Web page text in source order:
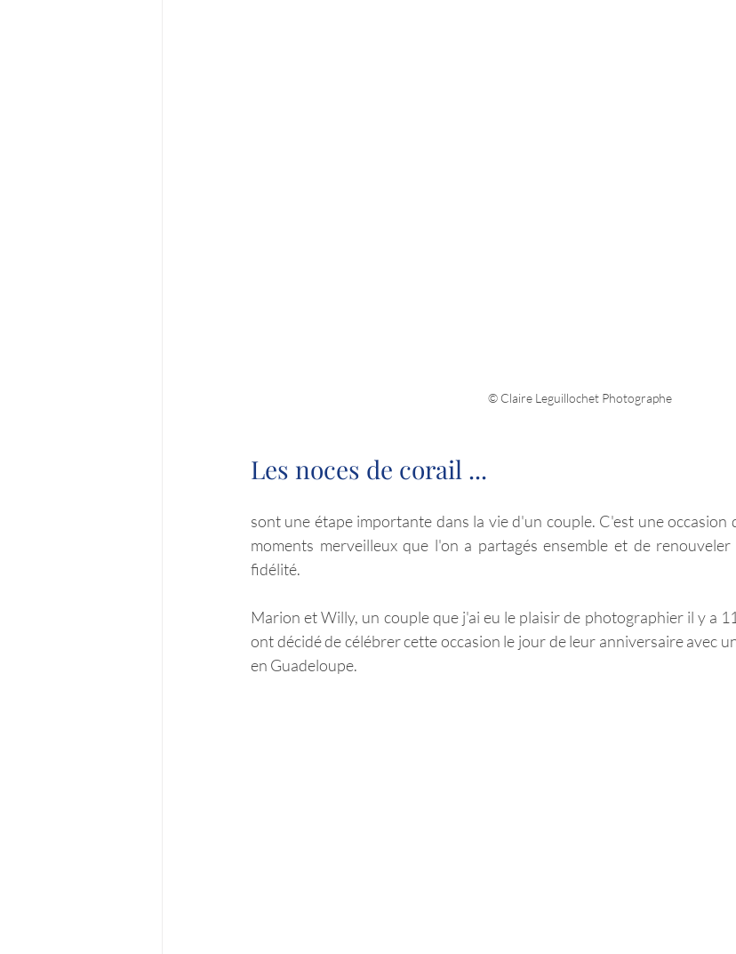
© Claire Leguillochet Photographe
Les noces de corail ...
sont une étape importante dans la vie d'un couple. C'est une occasion
moments merveilleux que l'on a partagés ensemble et de
fidélité.
Marion et Willy, un couple que j'ai eu le plaisir de photographier il y a
ont décidé de célébrer cette occasion le jour de leur anniversaire avec
en Guadeloupe.